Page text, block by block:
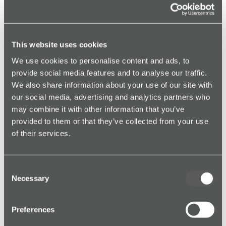
This website uses cookies
We use cookies to personalise content and ads, to
provide social media features and to analyse our traffic.
We also share information about your use of our site with
our social media, advertising and analytics partners who
may combine it with other information that you’ve
provided to them or that they’ve collected from your use
of their services.
Selection
Necessary
Preferences
protection aux employés, dont les travailleurs isolés,
contre les risques humains (agressions verbales ou
(incapacité physique provoquée par une chute ou un
personnel et mise en oeuvre de la solution de sécurité
SoloProtect, McColl’s a intégré la solution pour
travailleurs isolés dans sa stratégie globale de
sécurité.
McColl’s a choisi les dispositifs d’alarme pour
travailleurs isolés SoloProtect pour leur discrétion et
isolés. Après une phase de test réussie, les
McColl’s étaient tellement impressionnés qu’ils ne
raisons invoquées : la tranquillité d’esprit et le
sentiment de sécurité que leur procure l’appareil.